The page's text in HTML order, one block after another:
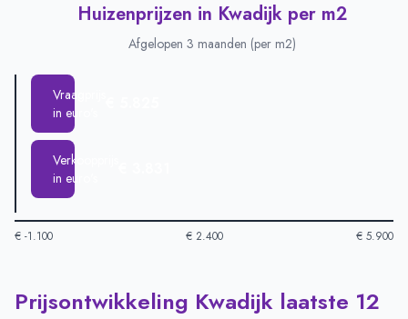
Huizenprijzen in Kwadijk per m2
Afgelopen 3 maanden (per m2)
Vraagprijs
in euro's
Verkoopprijs
in euro's
€ -1.100 € 2.400 € 5.900
Huizenprijzen in Kwadijk per m2-Afgelopen 3 maanden (per
Prijsontwikkeling Kwadijk laatste 12